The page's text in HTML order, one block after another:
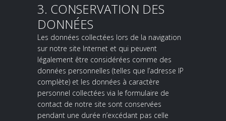
3. CONSERVATION DES
DONNÉES
Les données collectées lors de la navigation
sur notre site Internet et qui peuvent
légalement être considérées comme des
données personnelles (telles que l’adresse IP
complète) et les données à caractère
personnel collectées via le formulaire de
contact de notre site sont conservées
pendant une durée n’excédant pas celle